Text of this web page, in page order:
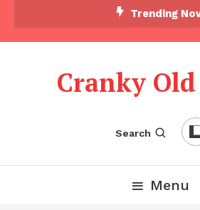
Trending
Cranky
Search
Menu